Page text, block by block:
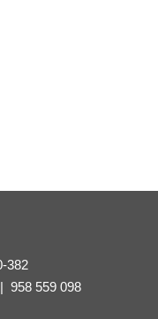
382
958 559 098